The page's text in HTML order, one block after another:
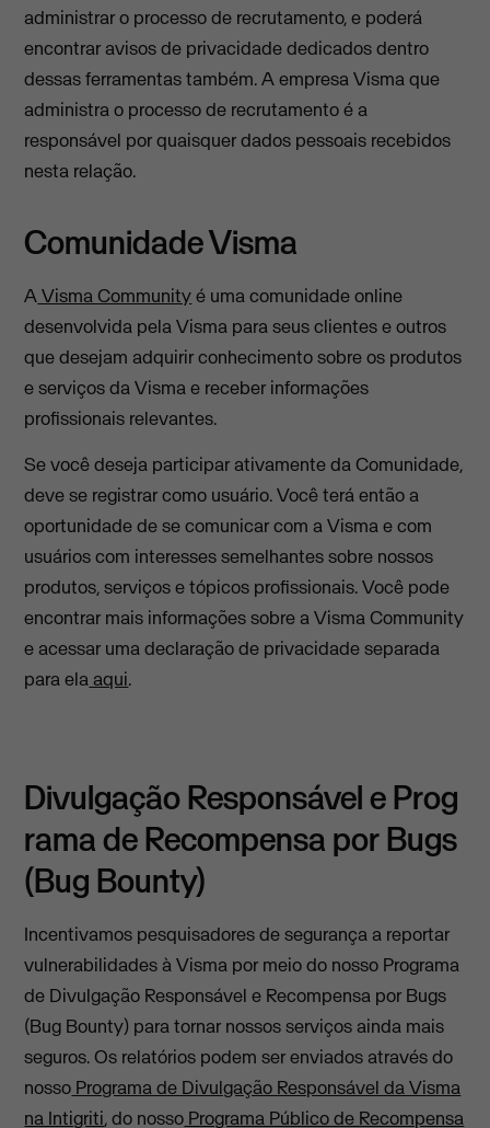
administrar o processo de recrutamento, e poderá
encontrar avisos de privacidade dedicados dentro
dessas ferramentas também. A empresa Visma que
administra o processo de recrutamento é a
responsável por quaisquer dados pessoais recebidos
nesta relação.
Comunidade Visma
AVisma Communityé uma comunidade online
desenvolvida pela Visma para seus clientes e outros
que desejam adquirir conhecimento sobre os produtos
e serviços da Visma e receber informações
profissionais relevantes.
Se você deseja participar ativamente da Comunidade,
deve se registrar como usuário. Você terá então a
oportunidade de se comunicar com a Visma e com
usuários com interesses semelhantes sobre nossos
produtos, serviços e tópicos profissionais. Você pode
encontrar mais informações sobre a Visma Community
e acessar uma declaração de privacidade separada
para elaaqui.
Divulgação Responsável e Prog
rama de Recompensa por Bugs
(Bug Bounty)
Incentivamos pesquisadores de segurança a reportar
vulnerabilidades à Visma por meio do nosso Programa
de Divulgação Responsável e Recompensa por Bugs
(Bug Bounty) para tornar nossos serviços ainda mais
seguros. Os relatórios podem ser enviados através do
nosso Programa de Divulgação Responsável da Visma
na Intigriti, do nosso Programa Público de Recompensa